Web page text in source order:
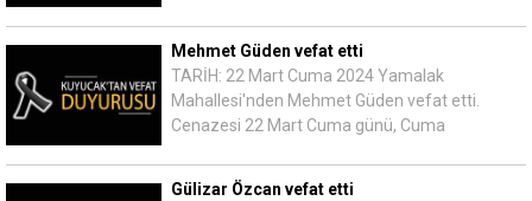
Mehmet Güden vefat etti
TARİH: 22 Mart Cuma 2024 Yamalak
Mahallesi'nden Mehmet Güden vefat etti.
Cenazesi 22 Mart Cuma günü, Cuma
Gülizar Özcan vefat etti